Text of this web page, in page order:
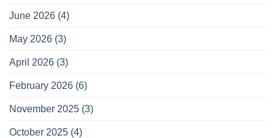
June 2026 (4)
May 2026 (3)
April 2026 (3)
February 2026 (6)
November 2025 (3)
October 2025 (4)